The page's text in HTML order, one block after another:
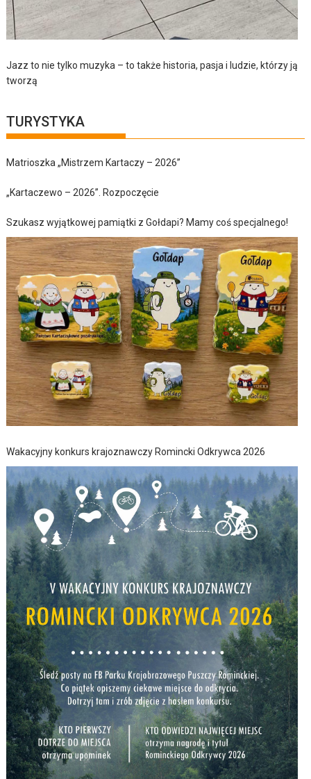
Jazz to nie tylko muzyka – to także historia, pasja i ludzie, którzy ją
tworzą
TURYSTYKA
Matrioszka „Mistrzem Kartaczy – 2026”
„Kartaczewo – 2026”. Rozpoczęcie
Szukasz wyjątkowej pamiątki z Gołdapi? Mamy coś specjalnego!
Wakacyjny konkurs krajoznawczy Romincki Odkrywca 2026